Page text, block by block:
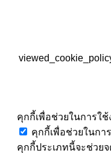
คุกกี้เพื่อช่วยในการใช้
คุกกี้เพื่อช่วยในกา
คุกกี้ประเภทนี้จะช่วย